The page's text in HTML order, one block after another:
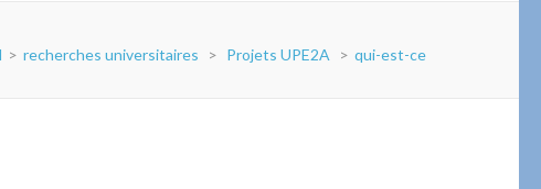
> recherches universitaires > Projets UPE2A > qui-est-ce